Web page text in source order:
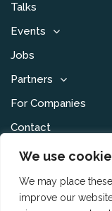
We use
We may place
improve our
Talks
Events
Jobs
Partners
For Companies
Contact
Disclaimer &